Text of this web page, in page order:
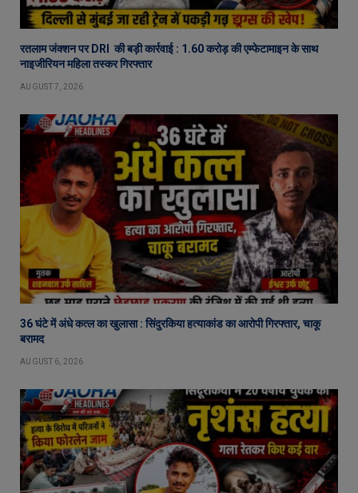
रतलाम जंक्शन पर DRI की बड़ी कार्रवाई : 1.60 करोड़ की एम्फेटामाइन के साथ
नाइजीरियन महिला तस्कर गिरफ्तार
AUGUST 7, 2026
36 घंटे में अंधे कत्ल का खुलासा : सिंदुरकिया हत्याकांड का आरोपी गिरफ्तार, चाकू
बरामद
AUGUST 6, 2026